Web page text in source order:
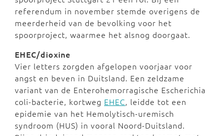
referendum in november stemde overigens de
meerderheid van de bevolking voor het
spoorproject, waarmee het alsnog doorgaat.
EHEC/dioxine
Vier letters zorgden afgelopen voorjaar voor
angst en beven in Duitsland. Een zeldzame
variant van de Enterohemorragische Escherichia
coli-bacterie, kortweg EHEC, leidde tot een
epidemie van het Hemolytisch-uremisch
syndroom (HUS) in vooral Noord-Duitsland.